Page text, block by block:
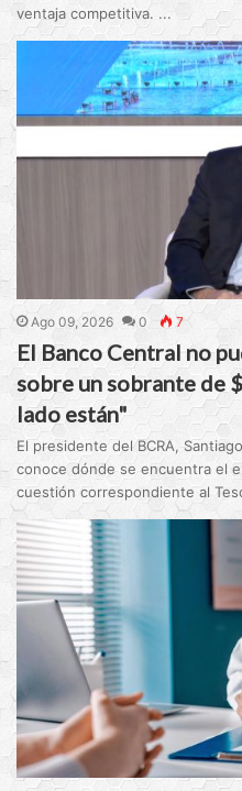
ventaja competitiva. ...
Ago 09, 2026 0 7
El Banco Central no
sobre un sobrante de
lado están"
El presidente del BCRA,
conoce dónde se encuentra el
cuestión correspondiente al